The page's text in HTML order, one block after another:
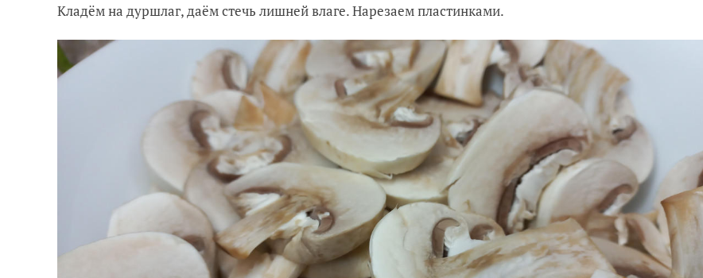
Кладём на дуршлаг, даём стечь лишней влаге. Нарезаем пластинками.